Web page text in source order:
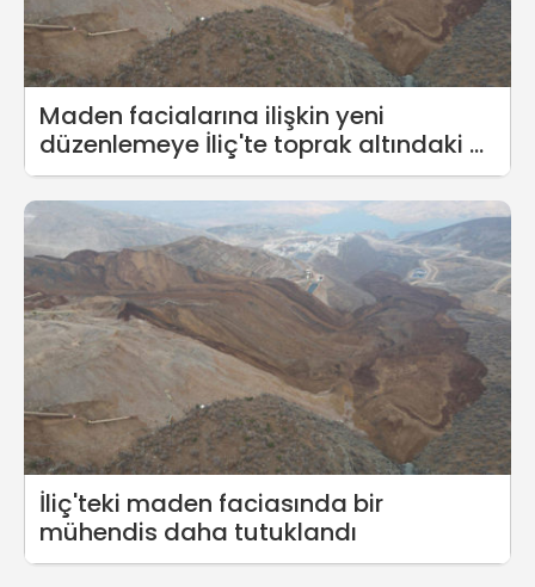
Maden facialarına ilişkin yeni
düzenlemeye İliç'te toprak altındaki 9
işçi dahil edilmedi
İliç'teki maden faciasında bir
mühendis daha tutuklandı